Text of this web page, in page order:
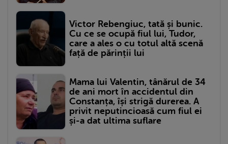
Victor Rebengiuc, tată și bunic.
Cu ce se ocupă fiul lui, Tudor,
care a ales o cu totul altă scenă
față de părinții lui
Mama lui Valentin, tânărul de 34
de ani mort în accidentul din
Constanța, își strigă durerea. A
privit neputincioasă cum fiul ei
și-a dat ultima suflare